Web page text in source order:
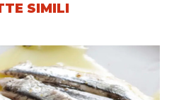
SIMILI